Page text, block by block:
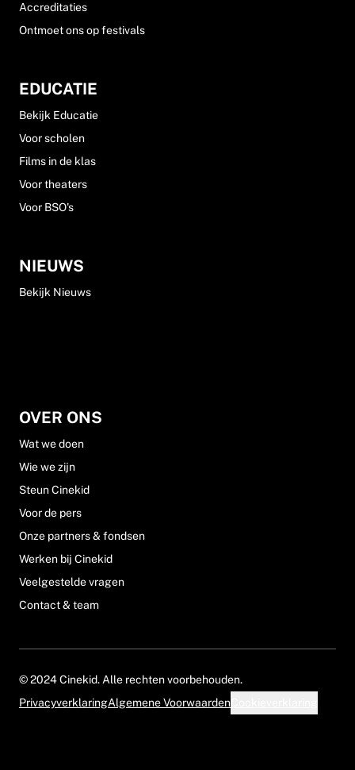
Accreditaties
Ontmoet ons op festivals
EDUCATIE
Bekijk Educatie
Voor scholen
Films in de klas
Voor theaters
Voor BSO's
NIEUWS
Bekijk Nieuws
OVER ONS
Wat we doen
Wie we zijn
Steun Cinekid
Voor de pers
Onze partners & fondsen
Werken bij Cinekid
Veelgestelde vragen
Contact & team
© 2024 Cinekid. Alle rechten voorbehouden.
PrivacyverklaringAlgemene Voorwaarden